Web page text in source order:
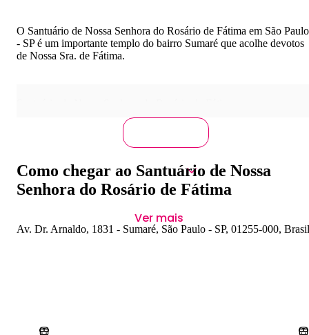
O Santuário de Nossa Senhora do Rosário de Fátima em São Paulo
- SP é um importante templo do bairro Sumaré que acolhe devotos
de Nossa Sra. de Fátima.
Ver mais
Como chegar ao Santuário de Nossa
Senhora do Rosário de Fátima
Av. Dr. Arnaldo, 1831 - Sumaré, São Paulo - SP, 01255-000, Brasil